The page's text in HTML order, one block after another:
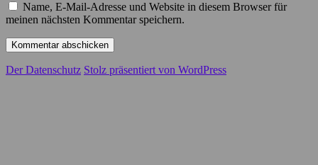
Name, E-Mail-Adresse und Website in diesem Browser für
meinen nächsten Kommentar speichern.
Der Datenschutz Stolz präsentiert von WordPress